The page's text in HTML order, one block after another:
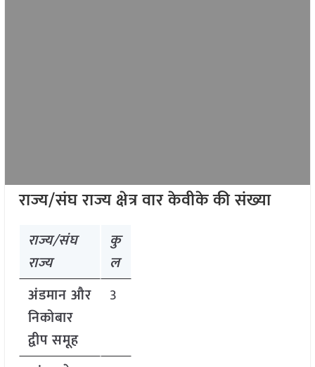
राज्य/संघ राज्य क्षेत्र वार केवीके की संख्या
राज्य/संघ
राज्य
कु
ल
अंडमान और
निकोबार
द्वीप समूह
3